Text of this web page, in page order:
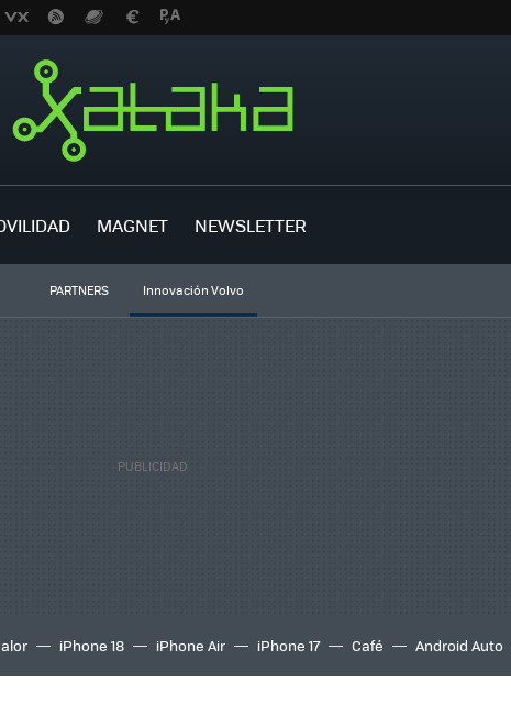
MAGNET NEWSLETTER
PARTNERS Innovación Volvo
iPhone 18 iPhone Air iPhone 17 Café Android Auto